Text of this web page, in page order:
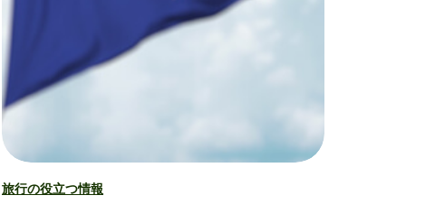
旅行の役立つ情報